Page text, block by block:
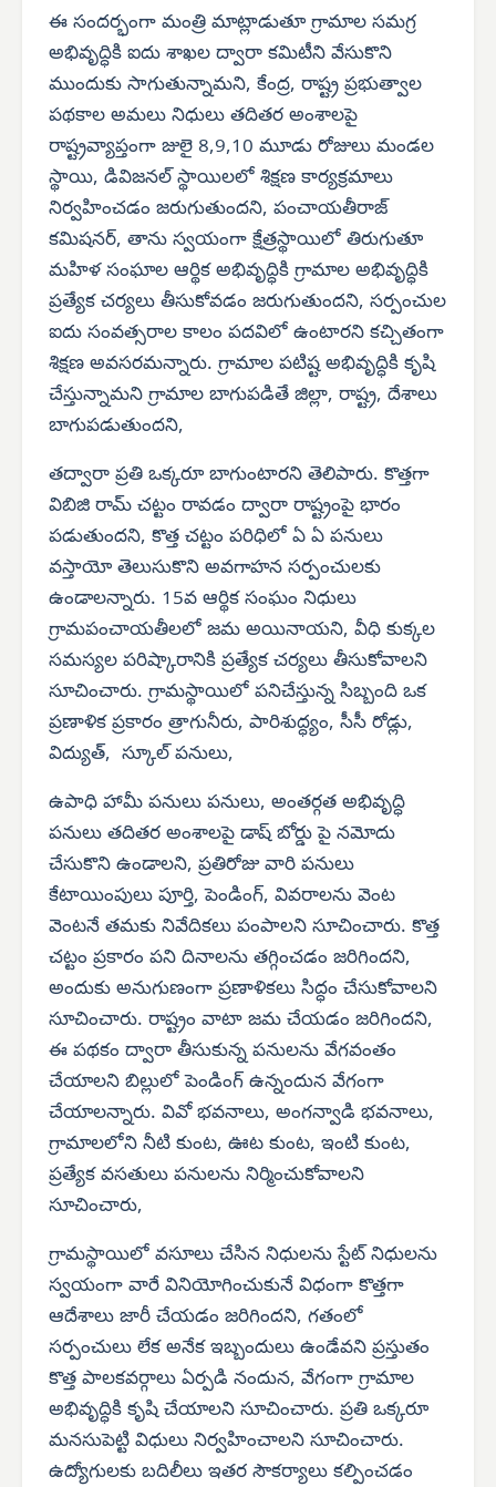
ఈ సందర్భంగా మంత్రి మాట్లాడుతూ గ్రామాల సమగ్ర
అభివృద్ధికి ఐదు శాఖల ద్వారా కమిటీని వేసుకొని
ముందుకు సాగుతున్నామని, కేంద్ర, రాష్ట్ర ప్రభుత్వాల
పథకాల అమలు నిధులు తదితర అంశాలపై
రాష్ట్రవ్యాప్తంగా జులై 8,9,10 మూడు రోజులు మండల
స్థాయి, డివిజనల్ స్థాయిలలో శిక్షణ కార్యక్రమాలు
నిర్వహించడం జరుగుతుందని, పంచాయతీరాజ్
కమిషనర్, తాను స్వయంగా క్షేత్రస్థాయిలో తిరుగుతూ
మహిళ సంఘాల ఆర్థిక అభివృద్ధికి గ్రామాల అభివృద్ధికి
ప్రత్యేక చర్యలు తీసుకోవడం జరుగుతుందని, సర్పంచుల
ఐదు సంవత్సరాల కాలం పదవిలో ఉంటారని కచ్చితంగా
శిక్షణ అవసరమన్నారు. గ్రామాల పటిష్ట అభివృద్ధికి కృషి
చేస్తున్నామని గ్రామాల బాగుపడితే జిల్లా, రాష్ట్ర, దేశాలు
బాగుపడుతుందని,
తద్వారా ప్రతి ఒక్కరూ బాగుంటారని తెలిపారు. కొత్తగా
విబిజి రామ్ చట్టం రావడం ద్వారా రాష్ట్రంపై భారం
పడుతుందని, కొత్త చట్టం పరిధిలో ఏ ఏ పనులు
వస్తాయో తెలుసుకొని అవగాహన సర్పంచులకు
ఉండాలన్నారు. 15వ ఆర్థిక సంఘం నిధులు
గ్రామపంచాయతీలలో జమ అయినాయని, వీధి కుక్కల
సమస్యల పరిష్కారానికి ప్రత్యేక చర్యలు తీసుకోవాలని
సూచించారు. గ్రామస్థాయిలో పనిచేస్తున్న సిబ్బంది ఒక
ప్రణాళిక ప్రకారం త్రాగునీరు, పారిశుద్ధ్యం, సీసీ రోడ్లు,
విద్యుత్, స్కూల్ పనులు,
ఉపాధి హామీ పనులు పనులు, అంతర్గత అభివృద్ధి
పనులు తదితర అంశాలపై డాష్ బోర్డు పై నమోదు
చేసుకొని ఉండాలని, ప్రతిరోజు వారి పనులు
కేటాయింపులు పూర్తి, పెండింగ్, వివరాలను వెంట
వెంటనే తమకు నివేదికలు పంపాలని సూచించారు. కొత్త
చట్టం ప్రకారం పని దినాలను తగ్గించడం జరిగిందని,
అందుకు అనుగుణంగా ప్రణాళికలు సిద్ధం చేసుకోవాలని
సూచించారు. రాష్ట్రం వాటా జమ చేయడం జరిగిందని,
ఈ పథకం ద్వారా తీసుకున్న పనులను వేగవంతం
చేయాలని బిల్లులో పెండింగ్ ఉన్నందున వేగంగా
చేయాలన్నారు. వివో భవనాలు, అంగన్వాడి భవనాలు,
గ్రామాలలోని నీటి కుంట, ఊట కుంట, ఇంటి కుంట,
ప్రత్యేక వసతులు పనులను నిర్మించుకోవాలని
సూచించారు,
గ్రామస్థాయిలో వసూలు చేసిన నిధులను స్టేట్ నిధులను
స్వయంగా వారే వినియోగించుకునే విధంగా కొత్తగా
ఆదేశాలు జారీ చేయడం జరిగిందని, గతంలో
సర్పంచులు లేక అనేక ఇబ్బందులు ఉండేవని ప్రస్తుతం
కొత్త పాలకవర్గాలు ఏర్పడి నందున, వేగంగా గ్రామాల
అభివృద్ధికి కృషి చేయాలని సూచించారు. ప్రతి ఒక్కరూ
మనసుపెట్టి విధులు నిర్వహించాలని సూచించారు.
ఉద్యోగులకు బదిలీలు ఇతర సౌకర్యాలు కల్పించడం